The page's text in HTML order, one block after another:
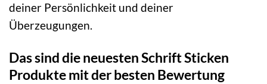
deiner Persönlichkeit und deiner
Überzeugungen.
Das sind die neuesten Schrift Sticken
Produkte mit der besten Bewertung